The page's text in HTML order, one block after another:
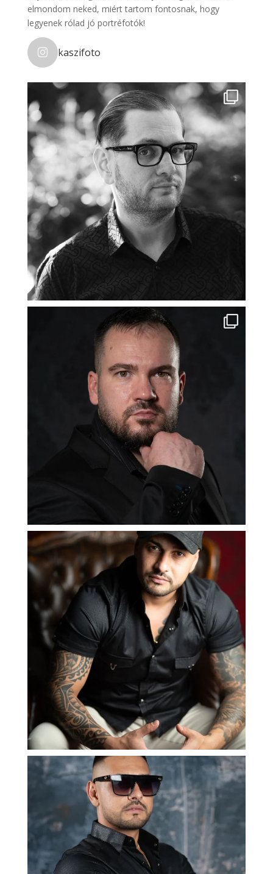
elmondom neked, miért tartom fontosnak, hogy
legyenek rólad jó portréfotók!
kaszifoto